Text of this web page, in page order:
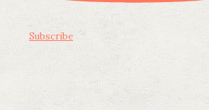
Subscribe